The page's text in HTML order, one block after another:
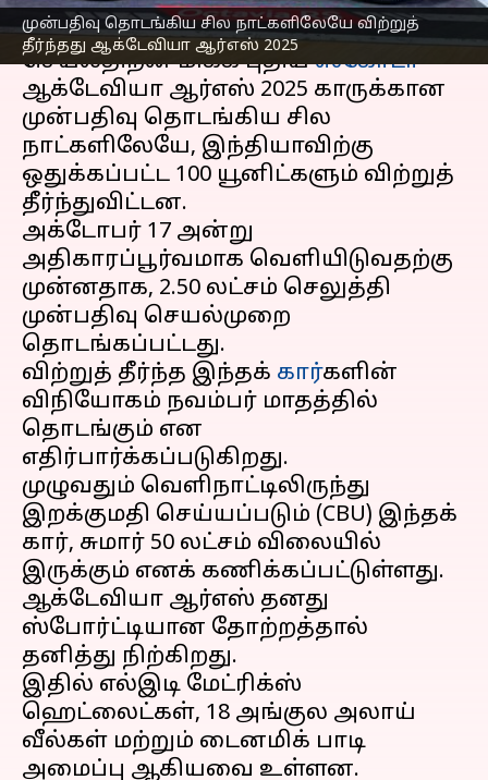
முன்பதிவு தொடங்கிய சில நாட்களிலேயே விற்றுத்
தீர்ந்தது ஆக்டேவியா ஆர்எஸ் 2025
செய்தி முன்னோட்டம்
செயல்திறன் மிக்க புதியஸ்கோடா
ஆக்டேவியா ஆர்எஸ் 2025 காருக்கான
முன்பதிவு தொடங்கிய சில
நாட்களிலேயே, இந்தியாவிற்கு
ஒதுக்கப்பட்ட 100 யூனிட்களும் விற்றுத்
தீர்ந்துவிட்டன.
அக்டோபர் 17 அன்று
அதிகாரப்பூர்வமாக வெளியிடுவதற்கு
முன்னதாக, ₹2.50 லட்சம் செலுத்தி
முன்பதிவு செயல்முறை
தொடங்கப்பட்டது.
விற்றுத் தீர்ந்த இந்தக் கார்களின்
விநியோகம் நவம்பர் மாதத்தில்
தொடங்கும் என
எதிர்பார்க்கப்படுகிறது.
முழுவதும் வெளிநாட்டிலிருந்து
இறக்குமதி செய்யப்படும் (CBU) இந்தக்
கார், சுமார் ₹50 லட்சம் விலையில்
இருக்கும் எனக் கணிக்கப்பட்டுள்ளது.
ஆக்டேவியா ஆர்எஸ் தனது
ஸ்போர்ட்டியான தோற்றத்தால்
தனித்து நிற்கிறது.
இதில் எல்இடி மேட்ரிக்ஸ்
ஹெட்லைட்கள், 18 அங்குல அலாய்
வீல்கள் மற்றும் டைனமிக் பாடி